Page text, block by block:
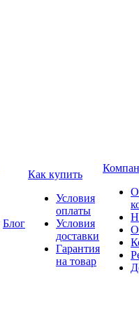
Блог
Как купить
Условия
оплаты
Условия
доставки
Гарантия
на товар
О